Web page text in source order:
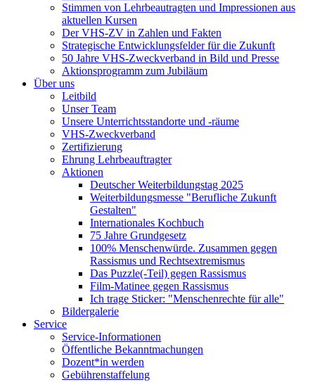
Stimmen von Lehrbeautragten und Impressionen aus
aktuellen Kursen
Der VHS-ZV in Zahlen und Fakten
Strategische Entwicklungsfelder für die Zukunft
50 Jahre VHS-Zweckverband in Bild und Presse
Aktionsprogramm zum Jubiläum
Über uns
Leitbild
Unser Team
Unsere Unterrichtsstandorte und -räume
VHS-Zweckverband
Zertifizierung
Ehrung Lehrbeauftragter
Aktionen
Deutscher Weiterbildungstag 2025
Weiterbildungsmesse "Berufliche Zukunft
Gestalten"
Internationales Kochbuch
75 Jahre Grundgesetz
100% Menschenwürde. Zusammen gegen
Rassismus und Rechtsextremismus
Das Puzzle(-Teil) gegen Rassismus
Film-Matinee gegen Rassismus
Ich trage Sticker: "Menschenrechte für alle"
Bildergalerie
Service
Service-Informationen
Öffentliche Bekanntmachungen
Dozent*in werden
Gebührenstaffelung